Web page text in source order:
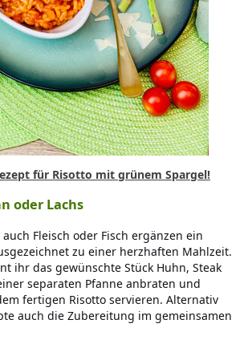
für Risotto mit grünem Spargel!
oder Lachs
Fleisch oder Fisch ergänzen ein
zu einer herzhaften Mahlzeit.
ihr das gewünschte Stück Huhn, Steak
separaten Pfanne anbraten und
fertigen Risotto servieren. Alternativ
auch die Zubereitung im gemeinsamen